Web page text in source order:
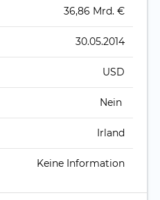
36,86 Mrd. €
30.05.2014
USD
Nein
Irland
Keine Information